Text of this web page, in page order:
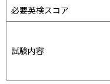
必要英検スコア
試験内容